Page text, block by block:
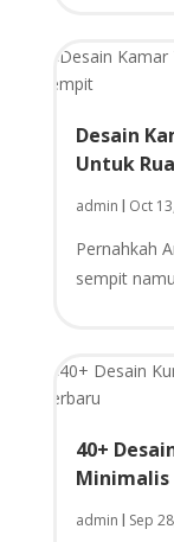
Desain
Untuk
admin Oct
Pernahkah
sempit
40+
Minimalis
admin Sep